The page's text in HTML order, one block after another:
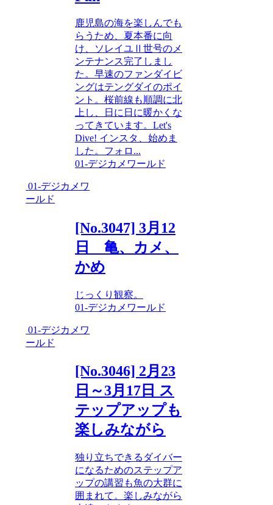
鹿児島の海を楽しんでも
らうため、夏本番に向
け、ソレイユⅡ世号のメ
ンテナンス完了しまし
た。早速のファンダイビ
ングはテングダイのポイ
ント。桜前線も順調に北
上し、日に日に暖かくな
ってきています。Let's
Dive! インスタ、始めま
した。フォロ...
01-デジカメワールド
01-デジカメワ
ールド
[No.3047] 3月12
日 亀、カメ、
かめ
じっくり観察。
01-デジカメワールド
01-デジカメワ
ールド
[No.3046] 2月23
日～3月17日 ス
テップアップも
楽しみながら
独り立ちできるダイバー
になるためのステップア
ップの講習も魚の大群に
囲まれて。楽しみながら